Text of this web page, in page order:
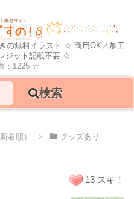
の無料イラスト ☆ 商用OK／加工
ジット記載不要 ☆
：1225 ☆
検索
着順） グッズあり
13 スキ！